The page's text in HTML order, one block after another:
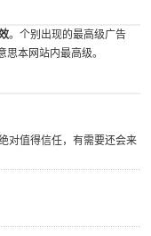
。个别出现的最高级广告
思本网站内最高级。
对值得信任，有需要还会来